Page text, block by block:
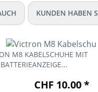
KUNDEN HABEN
M8 KABELSCHUHE MIT
BATTERIEANZEIGE...
CHF 10.00 *